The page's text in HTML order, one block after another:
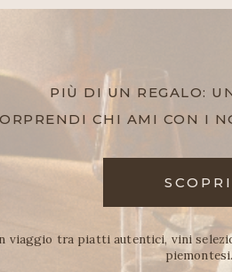
PIÙ DI UN REGALO:
CHI AMI CON I
SCOPRI
viaggio tra piatti autentici, vini
piemontesi.